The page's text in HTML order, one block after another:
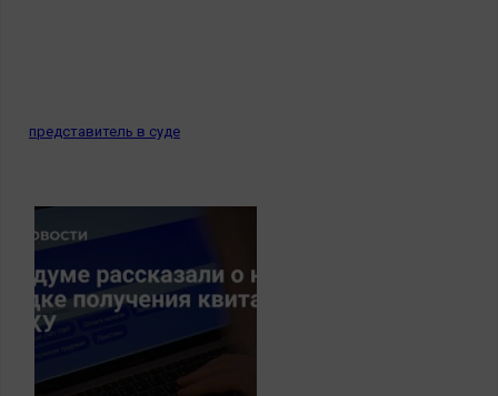
представитель в суде